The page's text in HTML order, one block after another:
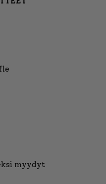
myydyt